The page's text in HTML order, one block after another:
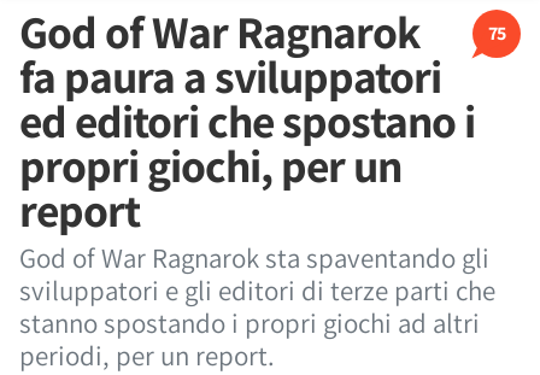
75
God of War Ragnarok
fa paura a sviluppatori
ed editori che spostano i
propri giochi, per un
report
God of War Ragnarok sta spaventando gli
sviluppatori e gli editori di terze parti che
stanno spostando i propri giochi ad altri
periodi, per un report.